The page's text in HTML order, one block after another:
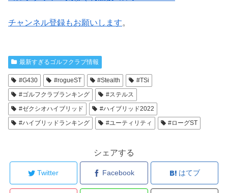
チャンネル登録もお願いします。
最新すぎるゴルフクラブ情報
#G430 #rogueST #Stealth
#TSi
#ゴルフクラブランキング
#ステルス
#ゼクシオハイブリッド
#ハイブリッド2022
#ハイブリッドランキング
#ユーティリティ #ローグST
シェアする
Twitter Facebook はてブ